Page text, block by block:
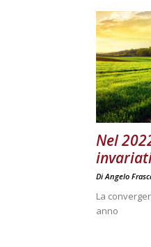
Nel
DiAngelo
La
anno